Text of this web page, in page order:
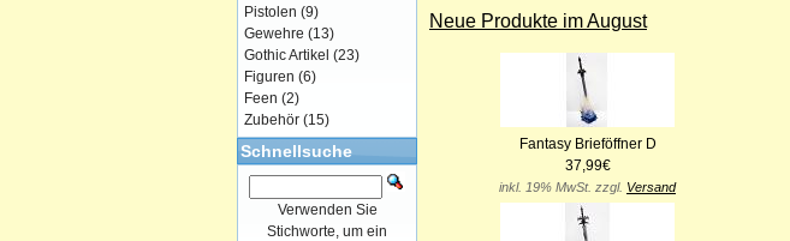
Neue Produkte im August
Fantasy Brieföffner D
37,99€
inkl. 19% MwSt. zzgl. Versand
Pistolen (9)
Gewehre (13)
Gothic Artikel (23)
Figuren (6)
Feen (2)
Zubehör (15)
Schnellsuche
Verwenden Sie
Stichworte, um ein